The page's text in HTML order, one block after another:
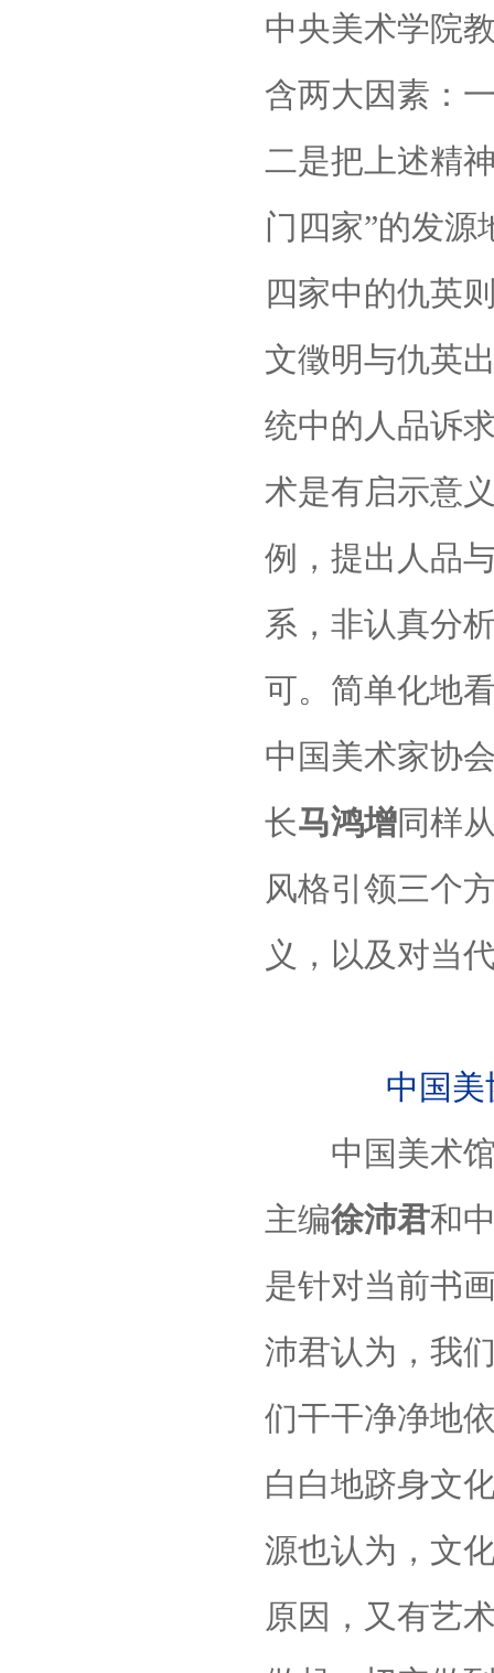
中央美术学院
含两大因素：
二是把上述精
门四家”的发源
四家中的仇英
文徵明与仇英
统中的人品诉
术是有启示意
例，提出人品
系，非认真分
可。简单化地
中国美术家协
长马鸿增同样
风格引领三个
义，以及对当
中国
中国美术馆
主编徐沛君和
是针对当前书
沛君认为，我
们干干净净地
白白地跻身文
源也认为，文
原因，又有艺